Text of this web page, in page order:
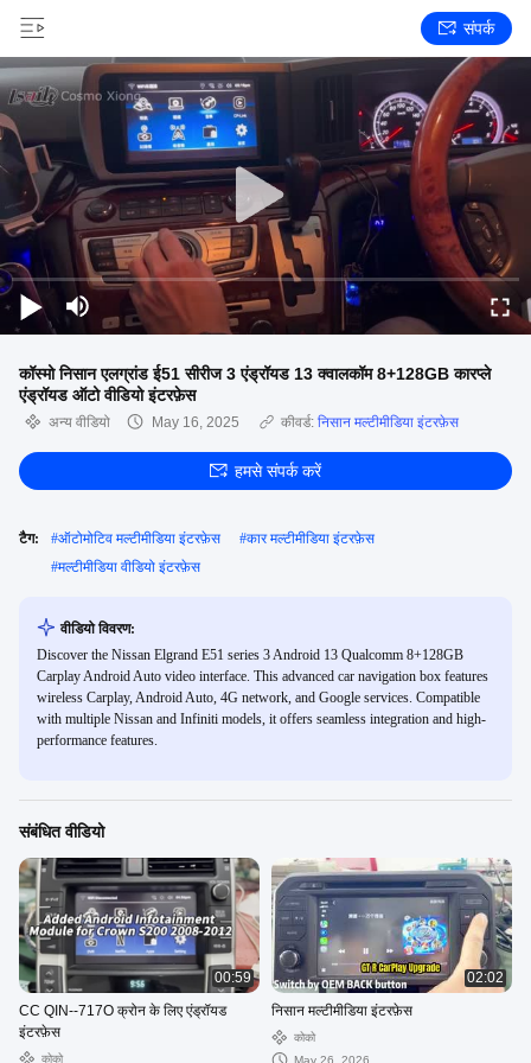
संपर्क
कॉस्मो निसान एलग्रांड ई51 सीरीज 3 एंड्रॉयड 13 क्वालकॉम 8+128GB कारप्ले
एंड्रॉयड ऑटो वीडियो इंटरफ़ेस
अन्य वीडियो May 16, 2025 कीवर्ड: निसान मल्टीमीडिया इंटरफ़ेस
हमसे संपर्क करें
टैग: #ऑटोमोटिव मल्टीमीडिया इंटरफ़ेस #कार मल्टीमीडिया इंटरफ़ेस
#मल्टीमीडिया वीडियो इंटरफ़ेस
वीडियो विवरण:
Discover the Nissan Elgrand E51 series 3 Android 13 Qualcomm 8+128GB
Carplay Android Auto video interface. This advanced car navigation box features
wireless Carplay, Android Auto, 4G network, and Google services. Compatible
with multiple Nissan and Infiniti models, it offers seamless integration and high-
performance features.
संबंधित वीडियो
00:59
CC QIN--717O क्रोन के लिए एंड्रॉयड
इंटरफ़ेस
कोको
02:02
निसान मल्टीमीडिया इंटरफ़ेस
कोको
May 26, 2026